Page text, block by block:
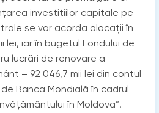
investițiilor capitale pe
se vor acorda alocații în
lei, iar în bugetul Fondului de
lucrări de renovare a
– 92 046,7 mii lei din contul
Banca Mondială în cadrul
în Moldova”.